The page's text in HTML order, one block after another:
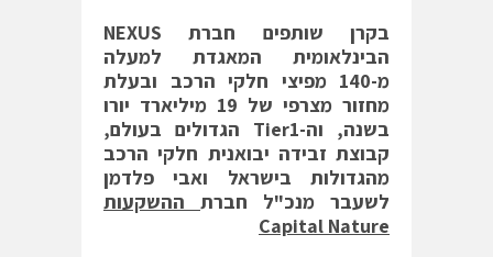
בקרן שותפים חברת NEXUS
הבינלאומית המאגדת למעלה
מ-140 מפיצי חלקי הרכב ובעלת
מחזור מצרפי של 19 מיליארד יורו
בשנה, וה-Tier1 הגדולים בעולם,
קבוצת זבידה יבואנית חלקי הרכב
מהגדולות בישראל ואבי פלדמן
לשעבר מנכ"ל חברת ההשקעות
Capital Nature